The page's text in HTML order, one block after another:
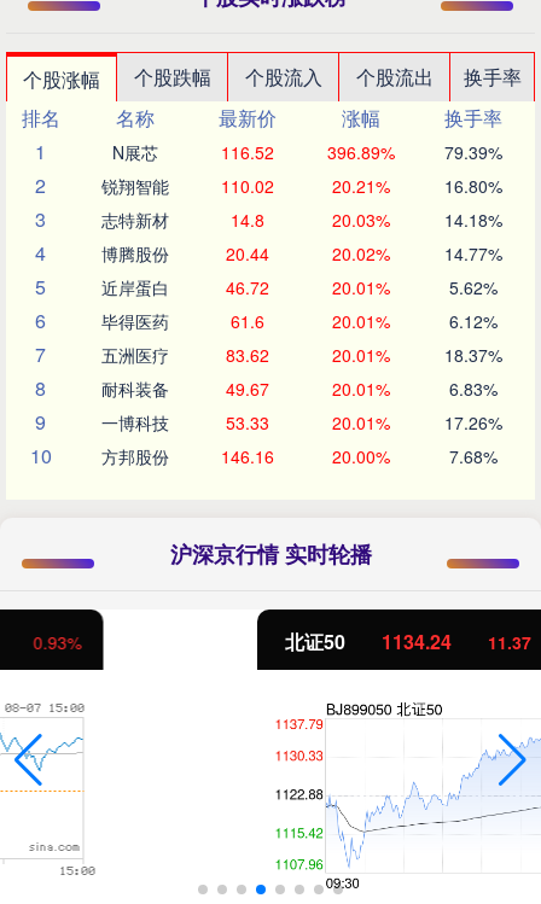
个股涨幅 个股跌幅 个股流入 个股流出
换手率
排名
名称 最新价 涨幅
换手率
1
N展芯 116.52 396.89% 79.39%
2 锐翔智能 110.02 20.21% 16.80%
3 志特新材 14.8 20.03% 14.18%
4 博腾股份 20.44 20.02% 14.77%
5 近岸蛋白 46.72 20.01% 5.62%
6 毕得医药 61.6 20.01% 6.12%
7 五洲医疗 83.62 20.01% 18.37%
8 耐科装备 49.67 20.01% 6.83%
9 一博科技 53.33 20.01% 17.26%
10 方邦股份 146.16 20.00% 7.68%
沪深京行情 实时轮播
11.37 1.01%